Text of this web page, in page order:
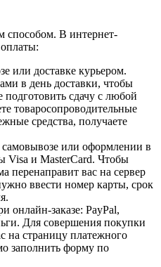
способом. В интернет-
или доставке курьером.
в день доставки, чтобы
подготовить сдачу с любой
товаросопроводительные
средства, получаете
или оформлении в
Visa и MasterCard. Чтобы
перенаправит вас на сервер
ввести номер карты, срок
онлайн-заказе: PayPal,
Для совершения покупки
на страницу платежного
заполнить форму по